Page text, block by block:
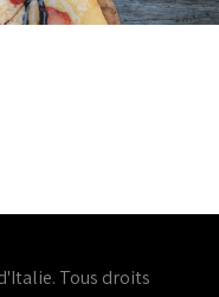
Tous droits